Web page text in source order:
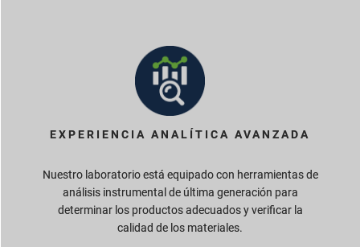
EXPERIENCIA ANALÍTICA AVANZADA
Nuestro laboratorio está equipado con herramientas de
análisis instrumental de última generación para
determinar los productos adecuados y verificar la
calidad de los materiales.